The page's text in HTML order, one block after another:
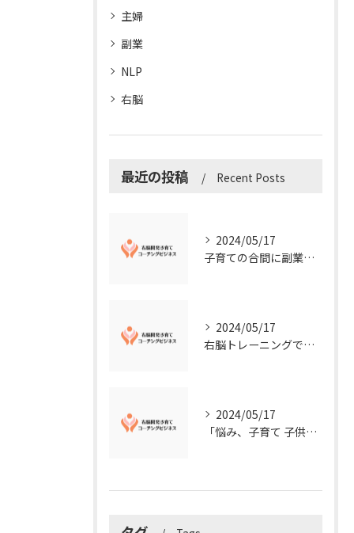
主婦
副業
NLP
右脳
最近の投稿 Recent Posts
2024/05/17
子育ての合間に副業コーチングで収入アップ！右脳開発子育てコーチングビジネスの可能性とは？
2024/05/17
右脳トレーニングで視覚的センスを磨こう！
2024/05/17
「悩み、子育て 子供の発達」を解決する右脳開発子育てコーチングビジネス業界の魅力とは？